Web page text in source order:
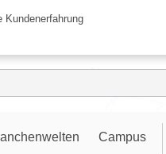
Kundenerfahrung
Campus